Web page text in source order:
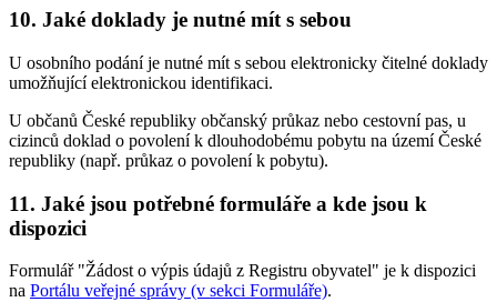
10. Jaké doklady je nutné mít s sebou
U osobního podání je nutné mít s sebou elektronicky čitelné doklady
umožňující elektronickou identifikaci.
U občanů České republiky občanský průkaz nebo cestovní pas, u
cizinců doklad o povolení k dlouhodobému pobytu na území České
republiky (např. průkaz o povolení k pobytu).
11. Jaké jsou potřebné formuláře a kde jsou k
dispozici
Formulář "Žádost o výpis údajů z Registru obyvatel" je k dispozici
na Portálu veřejné správy (v sekci Formuláře).